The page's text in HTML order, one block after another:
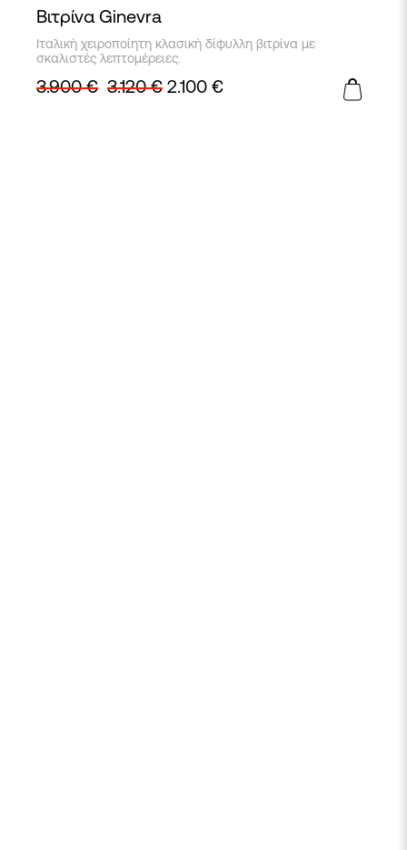
Βιτρίνα Ginevra
Ιταλική χειροποίητη κλασική δίφυλλη βιτρίνα με
σκαλιστές λεπτομέρειες.
3.900€ 3.120€ 2.100 €